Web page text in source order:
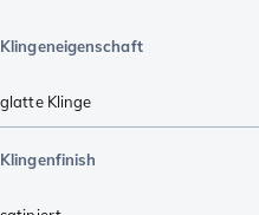
Klingeneigenschaft
glatte Klinge
Klingenfinish